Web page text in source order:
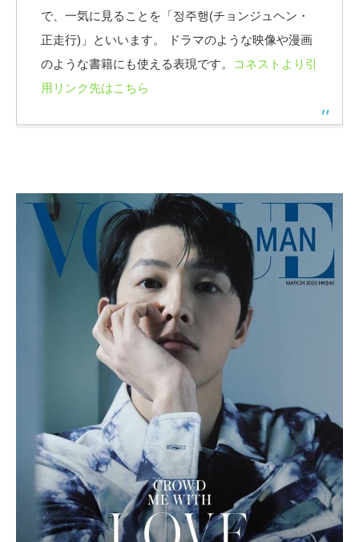
で、一気に見ることを「정주행(チョンジュヘン・
正走行)」といいます。 ドラマのような映像や漫画
のような書籍にも使える表現です。
コネストより引
用リンク先はこちら